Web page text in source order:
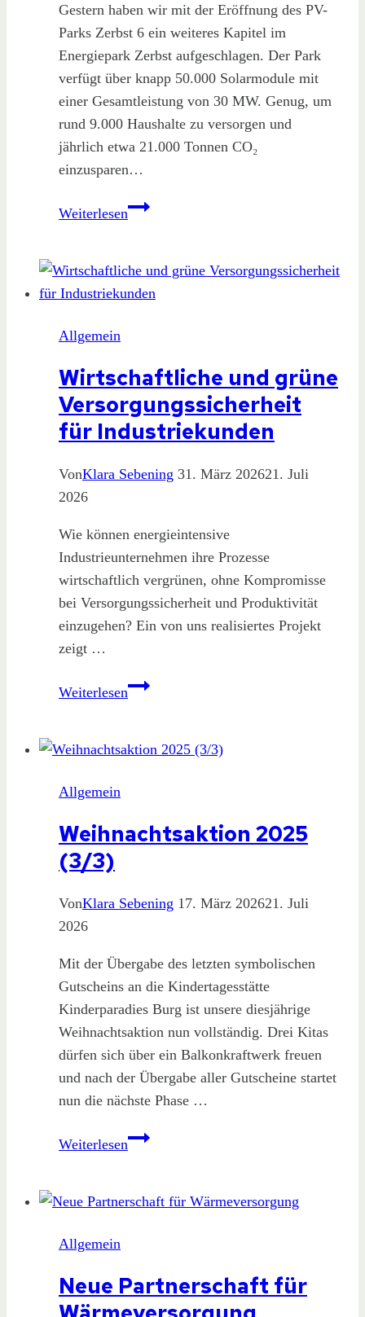
Gestern haben wir mit der Eröffnung des PV-
Parks Zerbst 6 ein weiteres Kapitel im
Energiepark Zerbst aufgeschlagen. Der Park
verfügt über knapp 50.000 Solarmodule mit
einer Gesamtleistung von 30 MW. Genug, um
rund 9.000 Haushalte zu versorgen und
jährlich etwa 21.000 Tonnen CO₂
einzusparen…
WeiterlesenNeuer
mit
kommunaler
Allgemein
Wirtschaftliche und grüne
Versorgungssicherheit
für Industriekunden
VonKlara Sebening 31. März 202621. Juli
2026
Wie können energieintensive
Industrieunternehmen ihre Prozesse
wirtschaftlich vergrünen, ohne Kompromisse
bei Versorgungssicherheit und Produktivität
einzugehen? Ein von uns realisiertes Projekt
zeigt …
WeiterlesenWirtschaftliche
Versorgungssicherheit
Allgemein
Weihnachtsaktion 2025
(3/3)
VonKlara Sebening 17. März 202621. Juli
2026
Mit der Übergabe des letzten symbolischen
Gutscheins an die Kindertagesstätte
Kinderparadies Burg ist unsere diesjährige
Weihnachtsaktion nun vollständig. Drei Kitas
dürfen sich über ein Balkonkraftwerk freuen
und nach der Übergabe aller Gutscheine startet
nun die nächste Phase …
WeiterlesenWeihnachtsaktion
Allgemein
Neue Partnerschaft für